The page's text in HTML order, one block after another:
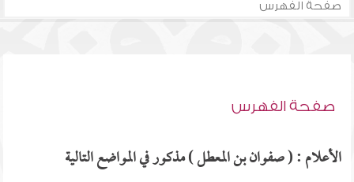
صفحة الفهرس
صفحة الفهرس
الأعلام : ( صفوان بن المعطل ) مذكور في المواضع التالية